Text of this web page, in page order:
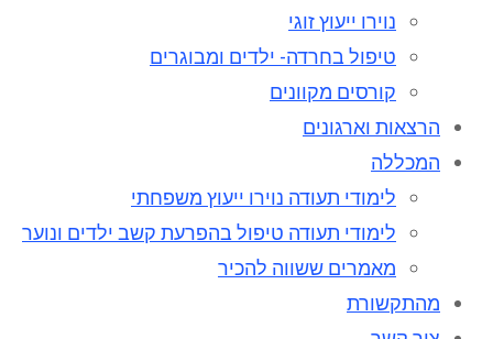
נוירו ייעוץ זוגי
טיפול בחרדה- ילדים ומבוגרים
קורסים מקוונים
הרצאות וארגונים
המכללה
לימודי תעודה נוירו ייעוץ משפחתי
לימודי תעודה טיפול בהפרעת קשב ילדים ונוער
מאמרים ששווה להכיר
מהתקשורת